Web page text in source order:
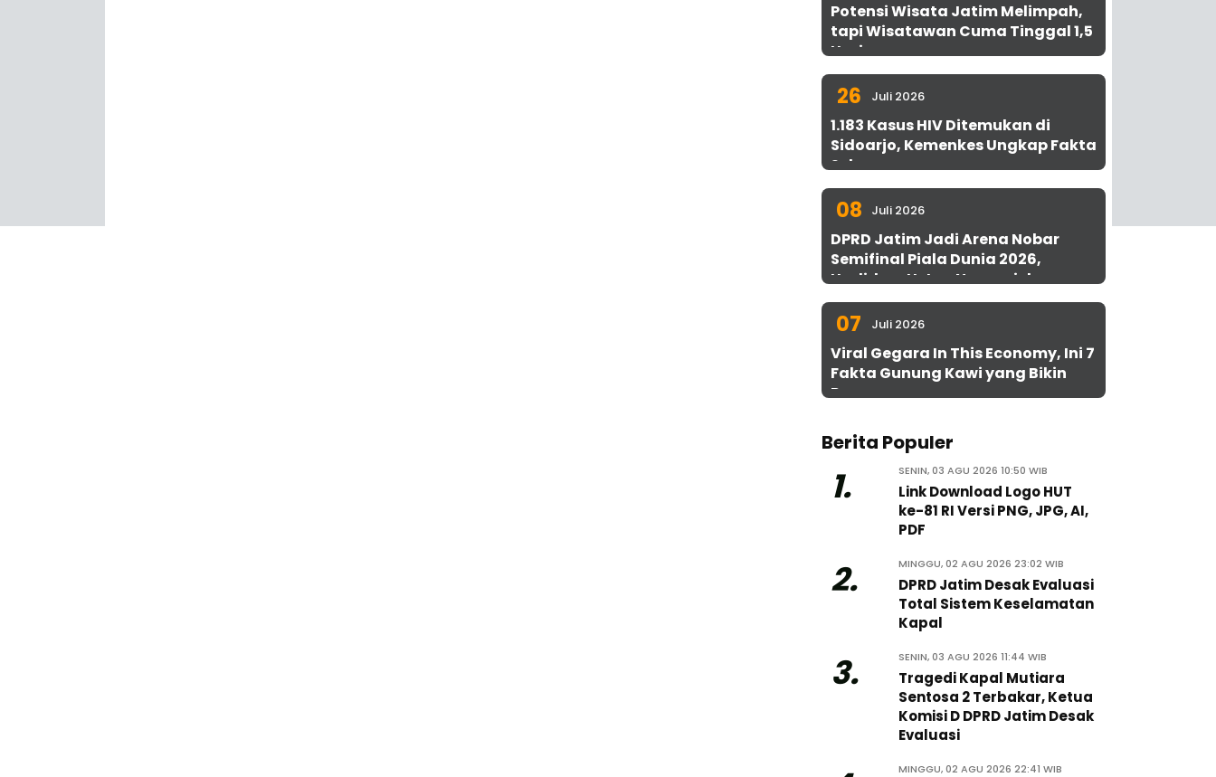
Potensi Wisata Jatim Melimpah,
tapi Wisatawan Cuma Tinggal 1,5
Hari
26 Juli 2026
1.183 Kasus HIV Ditemukan di
Sidoarjo, Kemenkes Ungkap Fakta
Sebenarnya
08 Juli 2026
DPRD Jatim Jadi Arena Nobar
Semifinal Piala Dunia 2026,
Hadirkan Uston Nawawi dan
UMKM Gratis untuk 1.000 Warga
07 Juli 2026
Viral Gegara In This Economy, Ini 7
Fakta Gunung Kawi yang Bikin
Penasaran
Berita Populer
1. SENIN, 03 AGU 2026 10:50 WIB
Link Download Logo HUT
ke-81 RI Versi PNG, JPG, AI,
PDF
2. MINGGU, 02 AGU 2026 23:02 WIB
DPRD Jatim Desak Evaluasi
Total Sistem Keselamatan
Kapal
3. SENIN, 03 AGU 2026 11:44 WIB
Tragedi Kapal Mutiara
Sentosa 2 Terbakar, Ketua
Komisi D DPRD Jatim Desak
Evaluasi
MINGGU, 02 AGU 2026 22:41 WIB